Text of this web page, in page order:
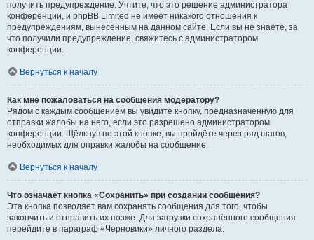
получить предупреждение. Учтите, что это решение администратора
конференции, и phpBB Limited не имеет никакого отношения к
предупреждениям, вынесенным на данном сайте. Если вы не знаете, за
что получили предупреждение, свяжитесь с администратором
конференции.
Вернуться к началу
Как мне пожаловаться на сообщения модератору?
Рядом с каждым сообщением вы увидите кнопку, предназначенную для
отправки жалобы на него, если это разрешено администратором
конференции. Щёлкнув по этой кнопке, вы пройдёте через ряд шагов,
необходимых для оправки жалобы на сообщение.
Вернуться к началу
Что означает кнопка «Сохранить» при создании сообщения?
Эта кнопка позволяет вам сохранять сообщения для того, чтобы
закончить и отправить их позже. Для загрузки сохранённого сообщения
перейдите в параграф «Черновики» личного раздела.